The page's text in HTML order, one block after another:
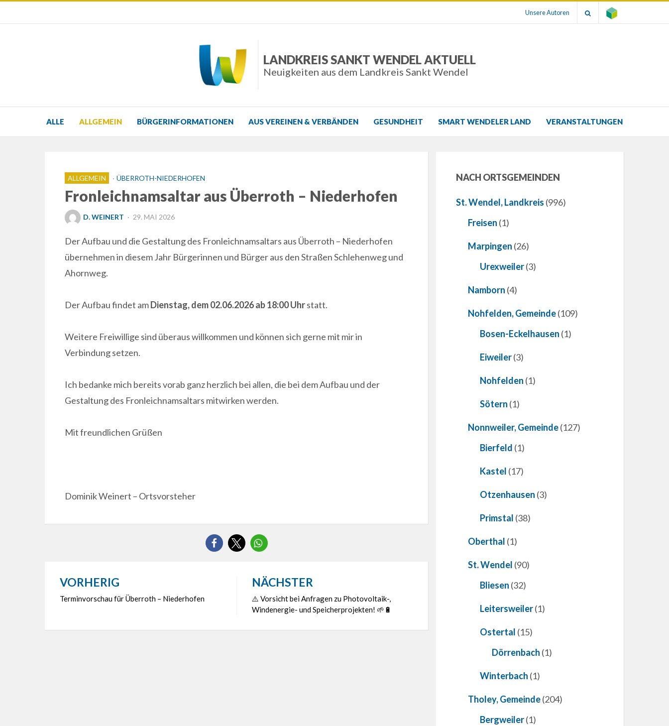
Unsere Autoren
LANDKREIS SANKT WENDEL AKTUELL
Neuigkeiten aus dem Landkreis Sankt Wendel
ALLE ALLGEMEIN BÜRGERINFORMATIONEN AUS VEREINEN & VERBÄNDEN GESUNDHEIT SMART WENDELER LAND VERANSTALTUNGEN
ALLGEMEIN ÜBERROTH-NIEDERHOFEN
Fronleichnamsaltar aus Überroth – Niederhofen
D. WEINERT
POSTED
29. MAI 2026
Der Aufbau und die Gestaltung des Fronleichnamsaltars aus Überroth – Niederhofen
übernehmen in diesem Jahr Bürgerinnen und Bürger aus den Straßen Schlehenweg und
Ahornweg.
Der Aufbau findet amDienstag, dem 02.06.2026 ab 18:00 Uhrstatt.
Weitere Freiwillige sind überaus willkommen und können sich gerne mit mir in
Verbindung setzen.
Ich bedanke mich bereits vorab ganz herzlich bei allen, die bei dem Aufbau und der
Gestaltung des Fronleichnamsaltars mitwirken werden.
Mit freundlichen Grüßen
Dominik Weinert – Ortsvorsteher
Beitragsnavigation
VORHERIG
Terminvorschau für Überroth – Niederhofen
NÄCHSTER
⚠️ Vorsicht bei Anfragen zu Photovoltaik-,
Windenergie- und Speicherprojekten! 🌱🔋
NACH ORTSGEMEINDEN
St. Wendel, Landkreis (996)
Freisen (1)
Marpingen (26)
Urexweiler(3)
Namborn (4)
Nohfelden, Gemeinde(109)
Bosen-Eckelhausen (1)
Eiweiler(3)
Nohfelden (1)
Sötern (1)
Nonnweiler, Gemeinde(127)
Bierfeld (1)
Kastel (17)
Otzenhausen (3)
Primstal (38)
Oberthal (1)
St. Wendel (90)
Bliesen (32)
Leitersweiler(1)
Ostertal (15)
Dörrenbach (1)
Winterbach (1)
Tholey, Gemeinde(204)
Bergweiler(1)